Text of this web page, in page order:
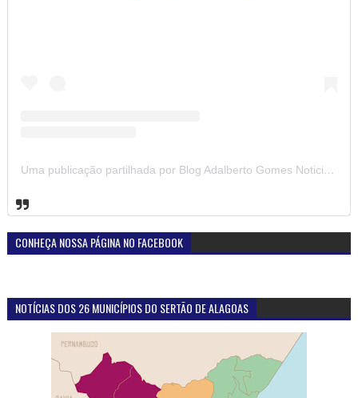
Uma publicação partilhada por Blog Adalberto Gomes Noticias (@blogadalbertogomesnoticiass)
CONHEÇA NOSSA PÁGINA NO FACEBOOK
NOTÍCIAS DOS 26 MUNICÍPIOS DO SERTÃO DE ALAGOAS